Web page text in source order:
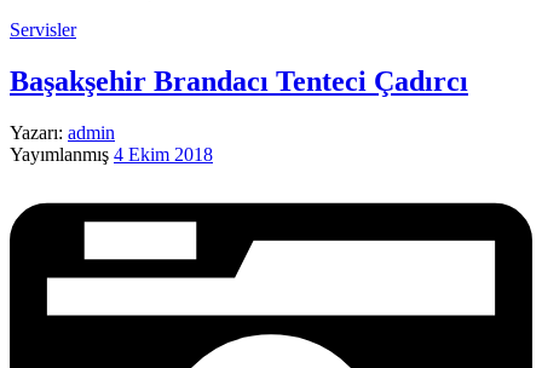
Servisler
Başakşehir Brandacı Tenteci Çadırcı
Yazarı: admin
Yayımlanmış 4 Ekim 2018